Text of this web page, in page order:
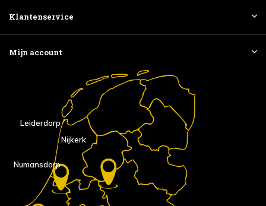
Klantenservice
Mijn account
Nijkerk
Numansdorp
Leiderdorp